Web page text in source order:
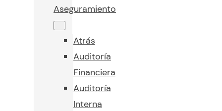
Aseguramiento
Atrás
Auditoría
Financiera
Auditoría
Interna